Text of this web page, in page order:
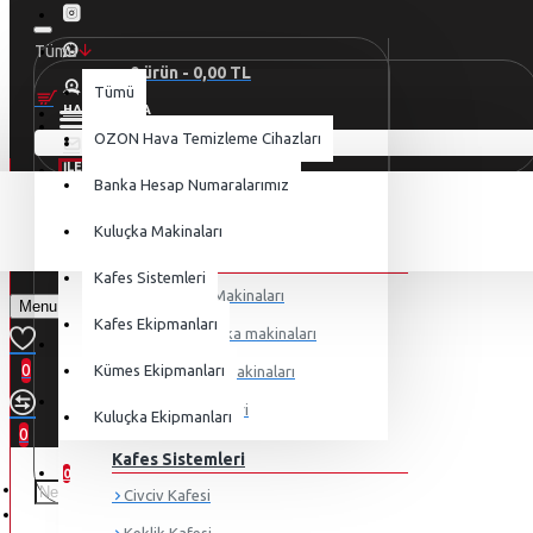
HAKKIMIZDA
İLETIŞIM
ALIŞVERIŞ LISTEM
0
KARŞILAŞTIRMA
Tümü
Tümü
OZON Hava Temizleme Cihazları
Banka Hesap Numaralarımız
Kuluçka Makinaları
Kafes Sistemleri
Kafes Ekipmanları
Kümes Ekipmanları
Kuluçka Ekipmanları
0 ürün - 0,00 TL
Alışveriş sepetiniz boş!
KATEGORILER YENI
Mini Kuluçka Makinaları
Orta boy kuluçka makinaları
Ticari Kuluçka Makinaları
Deve Kuşu Serileri
Kafes Sistemleri
Civciv Kafesi
Menu
0
0